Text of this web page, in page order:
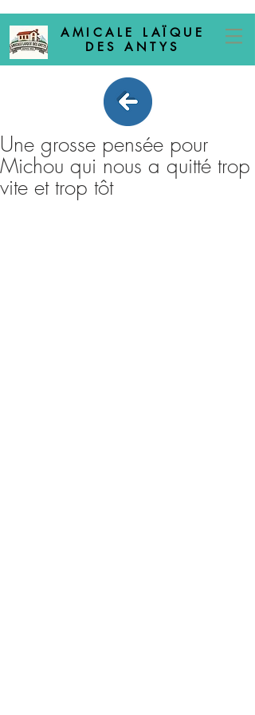
AMICALE LAÏQUE
DES ANTYS
Une grosse pensée pour
Michou qui nous a quitté trop
vite et trop tôt